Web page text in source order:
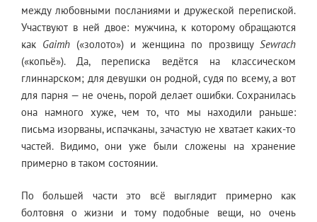
между любовными посланиями и дружеской перепиской.
Участвуют в ней двое: мужчина, к которому обращаются
как Gaimh («золото») и женщина по прозвищу Sewrach
(«копьё»). Да, переписка ведётся на классическом
глиннарском; для девушки он родной, судя по всему, а вот
для парня — не очень, порой делает ошибки. Сохранилась
она намного хуже, чем то, что мы находили раньше:
письма изорваны, испачканы, зачастую не хватает каких-то
частей. Видимо, они уже были сложены на хранение
примерно в таком состоянии.
По большей части это всё выглядит примерно как
болтовня о жизни и тому подобные вещи, но очень